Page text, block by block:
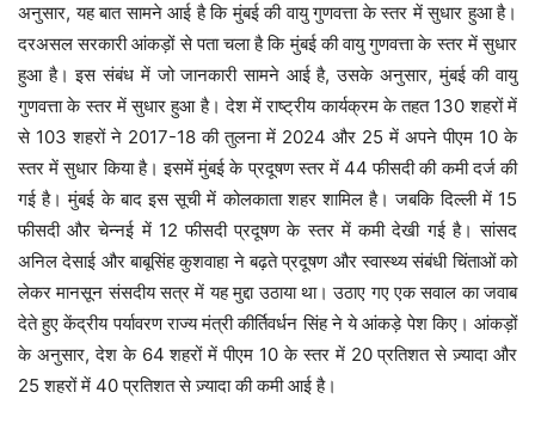
अनुसार, यह बात सामने आई है कि मुंबई की वायु गुणवत्ता के स्तर में सुधार हुआ है।
दरअसल सरकारी आंकड़ों से पता चला है कि मुंबई की वायु गुणवत्ता के स्तर में सुधार
हुआ है। इस संबंध में जो जानकारी सामने आई है, उसके अनुसार, मुंबई की वायु
गुणवत्ता के स्तर में सुधार हुआ है। देश में राष्ट्रीय कार्यक्रम के तहत 130 शहरों में
से 103 शहरों ने 2017-18 की तुलना में 2024 और 25 में अपने पीएम 10 के
स्तर में सुधार किया है। इसमें मुंबई के प्रदूषण स्तर में 44 फीसदी की कमी दर्ज की
गई है। मुंबई के बाद इस सूची में कोलकाता शहर शामिल है। जबकि दिल्ली में 15
फीसदी और चेन्नई में 12 फीसदी प्रदूषण के स्तर में कमी देखी गई है। सांसद
अनिल देसाई और बाबूसिंह कुशवाहा ने बढ़ते प्रदूषण और स्वास्थ्य संबंधी चिंताओं को
लेकर मानसून संसदीय सत्र में यह मुद्दा उठाया था। उठाए गए एक सवाल का जवाब
देते हुए केंद्रीय पर्यावरण राज्य मंत्री कीर्तिवर्धन सिंह ने ये आंकड़े पेश किए। आंकड़ों
के अनुसार, देश के 64 शहरों में पीएम 10 के स्तर में 20 प्रतिशत से ज़्यादा और
25 शहरों में 40 प्रतिशत से ज़्यादा की कमी आई है।